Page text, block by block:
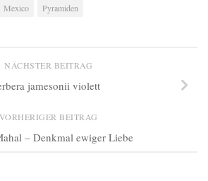
Mexico Pyramiden
NÄCHSTER BEITRAG
jamesonii violett
VORHERIGER BEITRAG
– Denkmal ewiger Liebe